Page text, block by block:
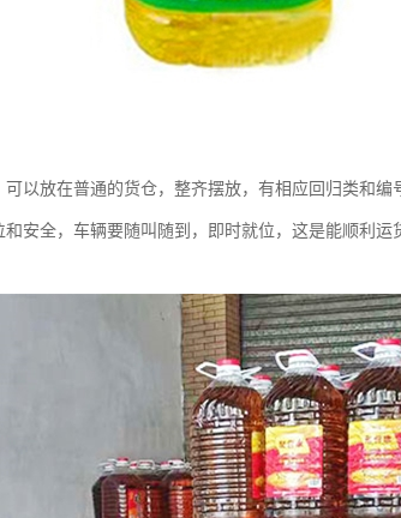
以放在普通的货仓，整齐摆放，有相应回归类和编
安全，车辆要随叫随到，即时就位，这是能顺利